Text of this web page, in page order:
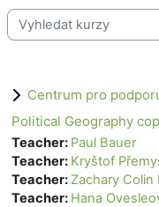
Vyhledat kurzy
Centrum pro
Political Geography
Teacher: Paul Bauer
Teacher: Kryštof
Teacher: Zachary Colin
Teacher: Hana